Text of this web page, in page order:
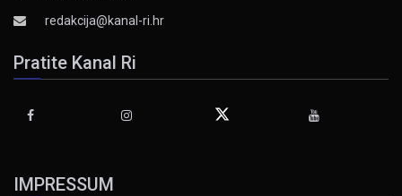
redakcija@kanal-ri.hr
Pratite Kanal Ri
IMPRESSUM